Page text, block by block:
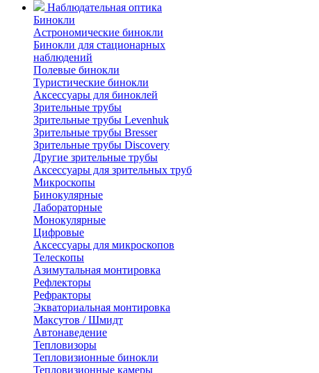
Наблюдательная оптика
Бинокли
Астрономические бинокли
Бинокли для стационарных
наблюдений
Полевые бинокли
Туристические бинокли
Аксессуары для биноклей
Зрительные трубы
Зрительные трубы Levenhuk
Зрительные трубы Bresser
Зрительные трубы Discovery
Другие зрительные трубы
Аксессуары для зрительных труб
Микроскопы
Бинокулярные
Лабораторные
Монокулярные
Цифровые
Аксессуары для микроскопов
Телескопы
Азимутальная монтировка
Рефлекторы
Рефракторы
Экваториальная монтировка
Максутов / Шмидт
Автонаведение
Тепловизоры
Тепловизионные бинокли
Тепловизионные камеры